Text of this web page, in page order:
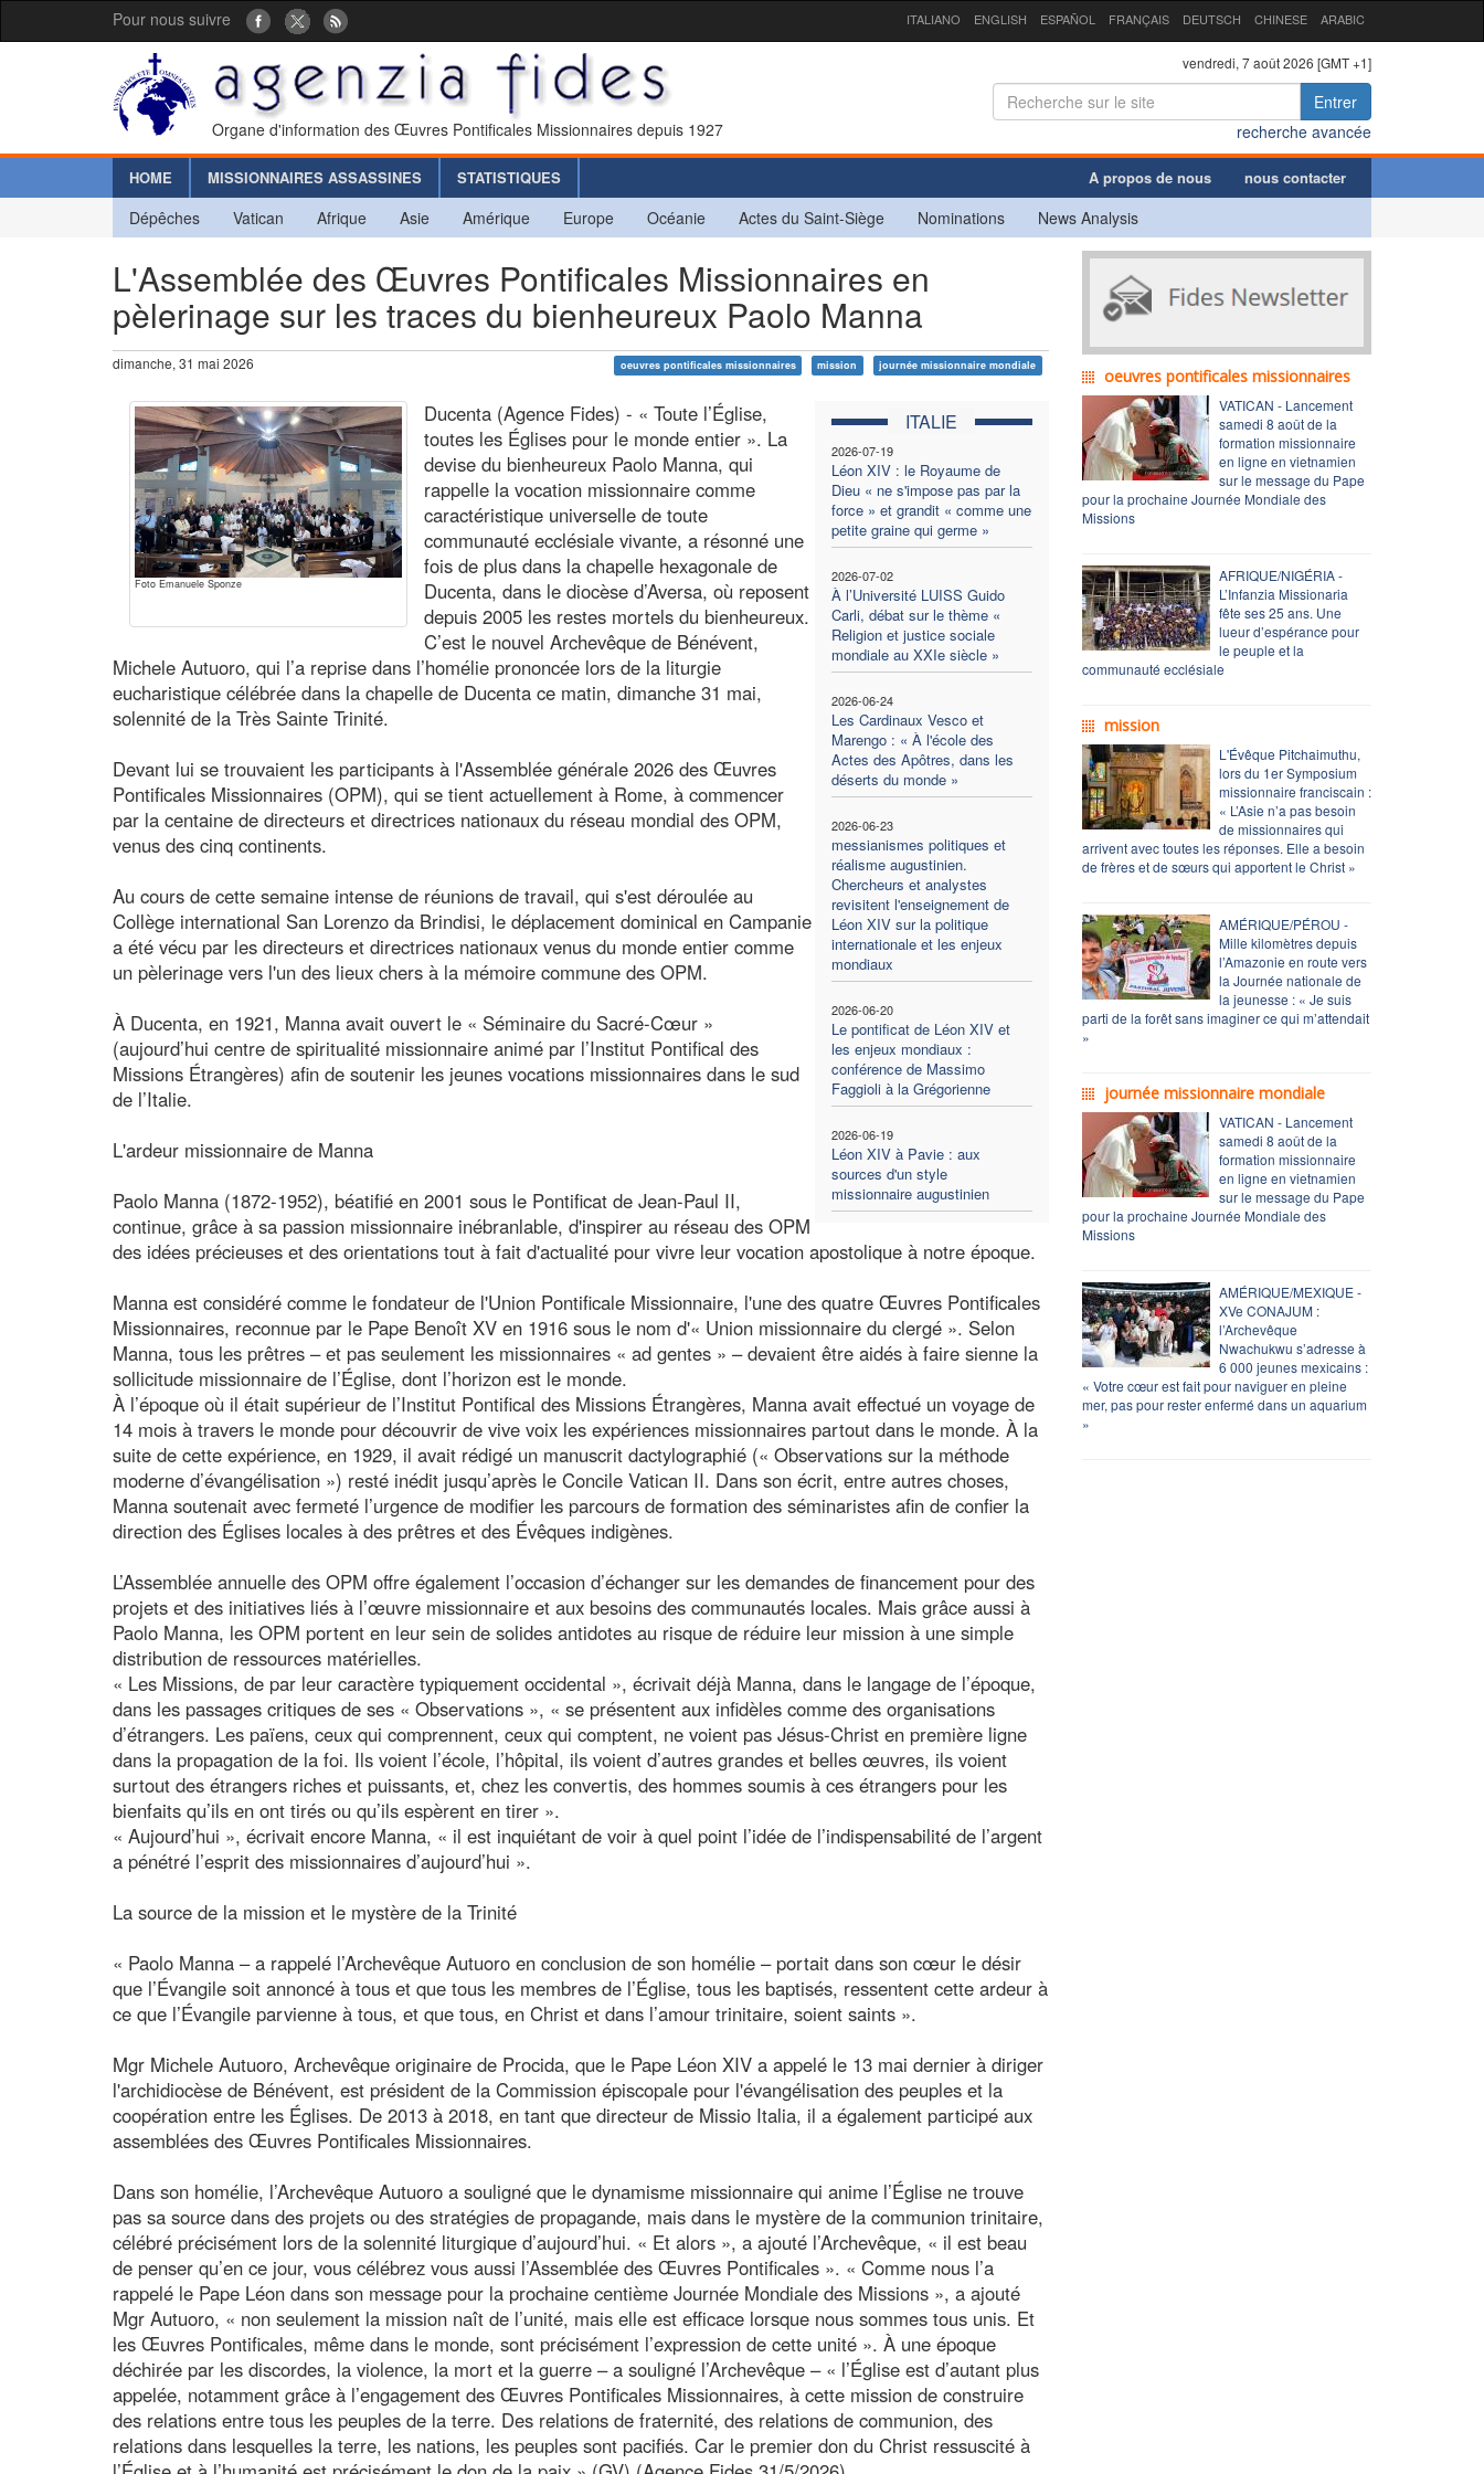
Pour nous suivre ITALIANO ENGLISH ESPAÑOL FRANÇAIS DEUTSCH CHINESE ARABIC
Organe d'information des Œuvres Pontificales Missionnaires depuis 1927
vendredi, 7 août 2026 [GMT +1]
Entrer
recherche avancée
HOME MISSIONNAIRES ASSASSINES STATISTIQUES A propos de nous nous contacter
Dépêches Vatican Afrique Asie Amérique Europe Océanie Actes du Saint-Siège Nominations News Analysis
L'Assemblée des Œuvres Pontificales Missionnaires en
pèlerinage sur les traces du bienheureux Paolo Manna
dimanche, 31 mai 2026 oeuvres pontificales missionnaires mission journée missionnaire mondiale
Foto Emanuele Sponze
ITALIE
2026-07-19
Léon XIV : le Royaume de
Dieu « ne s'impose pas par la
force » et grandit « comme une
petite graine qui germe »
2026-07-02
À l’Université LUISS Guido
Carli, débat sur le thème «
Religion et justice sociale
mondiale au XXIe siècle »
2026-06-24
Les Cardinaux Vesco et
Marengo : « À l'école des
Actes des Apôtres, dans les
déserts du monde »
2026-06-23
messianismes politiques et
réalisme augustinien.
Chercheurs et analystes
revisitent l'enseignement de
Léon XIV sur la politique
internationale et les enjeux
mondiaux
2026-06-20
Le pontificat de Léon XIV et
les enjeux mondiaux :
conférence de Massimo
Faggioli à la Grégorienne
2026-06-19
Léon XIV à Pavie : aux
sources d'un style
missionnaire augustinien
Ducenta (Agence Fides) - « Toute l’Église,
toutes les Églises pour le monde entier ». La
devise du bienheureux Paolo Manna, qui
rappelle la vocation missionnaire comme
caractéristique universelle de toute
communauté ecclésiale vivante, a résonné une
fois de plus dans la chapelle hexagonale de
Ducenta, dans le diocèse d’Aversa, où reposent
depuis 2005 les restes mortels du bienheureux.
C’est le nouvel Archevêque de Bénévent,
Michele Autuoro, qui l’a reprise dans l’homélie prononcée lors de la liturgie
eucharistique célébrée dans la chapelle de Ducenta ce matin, dimanche 31 mai,
solennité de la Très Sainte Trinité.
Devant lui se trouvaient les participants à l'Assemblée générale 2026 des Œuvres
Pontificales Missionnaires (OPM), qui se tient actuellement à Rome, à commencer
par la centaine de directeurs et directrices nationaux du réseau mondial des OPM,
venus des cinq continents.
Au cours de cette semaine intense de réunions de travail, qui s'est déroulée au
Collège international San Lorenzo da Brindisi, le déplacement dominical en Campanie
a été vécu par les directeurs et directrices nationaux venus du monde entier comme
un pèlerinage vers l'un des lieux chers à la mémoire commune des OPM.
À Ducenta, en 1921, Manna avait ouvert le « Séminaire du Sacré-Cœur »
(aujourd’hui centre de spiritualité missionnaire animé par l’Institut Pontifical des
Missions Étrangères) afin de soutenir les jeunes vocations missionnaires dans le sud
de l’Italie.
L'ardeur missionnaire de Manna
Paolo Manna (1872-1952), béatifié en 2001 sous le Pontificat de Jean-Paul II,
continue, grâce à sa passion missionnaire inébranlable, d'inspirer au réseau des OPM
des idées précieuses et des orientations tout à fait d'actualité pour vivre leur vocation apostolique à notre époque.
Manna est considéré comme le fondateur de l'Union Pontificale Missionnaire, l'une des quatre Œuvres Pontificales
Missionnaires, reconnue par le Pape Benoît XV en 1916 sous le nom d'« Union missionnaire du clergé ». Selon
Manna, tous les prêtres – et pas seulement les missionnaires « ad gentes » – devaient être aidés à faire sienne la
sollicitude missionnaire de l’Église, dont l’horizon est le monde.
À l’époque où il était supérieur de l’Institut Pontifical des Missions Étrangères, Manna avait effectué un voyage de
14 mois à travers le monde pour découvrir de vive voix les expériences missionnaires partout dans le monde. À la
suite de cette expérience, en 1929, il avait rédigé un manuscrit dactylographié (« Observations sur la méthode
moderne d’évangélisation ») resté inédit jusqu’après le Concile Vatican II. Dans son écrit, entre autres choses,
Manna soutenait avec fermeté l’urgence de modifier les parcours de formation des séminaristes afin de confier la
direction des Églises locales à des prêtres et des Évêques indigènes.
L’Assemblée annuelle des OPM offre également l’occasion d’échanger sur les demandes de financement pour des
projets et des initiatives liés à l’œuvre missionnaire et aux besoins des communautés locales. Mais grâce aussi à
Paolo Manna, les OPM portent en leur sein de solides antidotes au risque de réduire leur mission à une simple
distribution de ressources matérielles.
« Les Missions, de par leur caractère typiquement occidental », écrivait déjà Manna, dans le langage de l’époque,
dans les passages critiques de ses « Observations », « se présentent aux infidèles comme des organisations
d’étrangers. Les païens, ceux qui comprennent, ceux qui comptent, ne voient pas Jésus-Christ en première ligne
dans la propagation de la foi. Ils voient l’école, l’hôpital, ils voient d’autres grandes et belles œuvres, ils voient
surtout des étrangers riches et puissants, et, chez les convertis, des hommes soumis à ces étrangers pour les
bienfaits qu’ils en ont tirés ou qu’ils espèrent en tirer ».
« Aujourd’hui », écrivait encore Manna, « il est inquiétant de voir à quel point l’idée de l’indispensabilité de l’argent
a pénétré l’esprit des missionnaires d’aujourd’hui ».
La source de la mission et le mystère de la Trinité
« Paolo Manna – a rappelé l’Archevêque Autuoro en conclusion de son homélie – portait dans son cœur le désir
que l’Évangile soit annoncé à tous et que tous les membres de l’Église, tous les baptisés, ressentent cette ardeur à
ce que l’Évangile parvienne à tous, et que tous, en Christ et dans l’amour trinitaire, soient saints ».
Mgr Michele Autuoro, Archevêque originaire de Procida, que le Pape Léon XIV a appelé le 13 mai dernier à diriger
l'archidiocèse de Bénévent, est président de la Commission épiscopale pour l'évangélisation des peuples et la
coopération entre les Églises. De 2013 à 2018, en tant que directeur de Missio Italia, il a également participé aux
assemblées des Œuvres Pontificales Missionnaires.
Dans son homélie, l’Archevêque Autuoro a souligné que le dynamisme missionnaire qui anime l’Église ne trouve
pas sa source dans des projets ou des stratégies de propagande, mais dans le mystère de la communion trinitaire,
célébré précisément lors de la solennité liturgique d’aujourd’hui. « Et alors », a ajouté l’Archevêque, « il est beau
de penser qu’en ce jour, vous célébrez vous aussi l’Assemblée des Œuvres Pontificales ». « Comme nous l’a
rappelé le Pape Léon dans son message pour la prochaine centième Journée Mondiale des Missions », a ajouté
Mgr Autuoro, « non seulement la mission naît de l’unité, mais elle est efficace lorsque nous sommes tous unis. Et
les Œuvres Pontificales, même dans le monde, sont précisément l’expression de cette unité ». À une époque
déchirée par les discordes, la violence, la mort et la guerre – a souligné l’Archevêque – « l’Église est d’autant plus
appelée, notamment grâce à l’engagement des Œuvres Pontificales Missionnaires, à cette mission de construire
des relations entre tous les peuples de la terre. Des relations de fraternité, des relations de communion, des
relations dans lesquelles la terre, les nations, les peuples sont pacifiés. Car le premier don du Christ ressuscité à
oeuvres pontificales missionnaires
VATICAN - Lancement
samedi 8 août de la
formation missionnaire
en ligne en vietnamien
sur le message du Pape
pour la prochaine Journée Mondiale des
Missions
AFRIQUE/NIGÉRIA -
L’Infanzia Missionaria
fête ses 25 ans. Une
lueur d’espérance pour
le peuple et la
communauté ecclésiale
mission
L'Évêque Pitchaimuthu,
lors du 1er Symposium
missionnaire franciscain :
« L’Asie n’a pas besoin
de missionnaires qui
arrivent avec toutes les réponses. Elle a besoin
de frères et de sœurs qui apportent le Christ »
AMÉRIQUE/PÉROU -
Mille kilomètres depuis
l’Amazonie en route vers
la Journée nationale de
la jeunesse : « Je suis
parti de la forêt sans imaginer ce qui m’attendait
»
journée missionnaire mondiale
VATICAN - Lancement
samedi 8 août de la
formation missionnaire
en ligne en vietnamien
sur le message du Pape
pour la prochaine Journée Mondiale des
Missions
AMÉRIQUE/MEXIQUE -
XVe CONAJUM :
l’Archevêque
Nwachukwu s’adresse à
6 000 jeunes mexicains :
« Votre cœur est fait pour naviguer en pleine
mer, pas pour rester enfermé dans un aquarium
»